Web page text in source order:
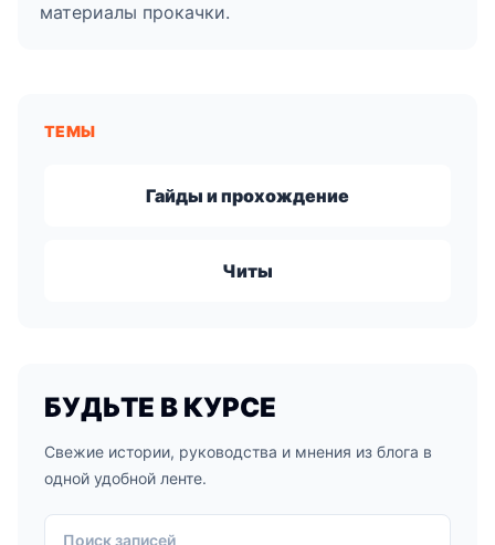
материалы прокачки.
ТЕМЫ
Гайды и прохождение
Читы
БУДЬТЕ В КУРСЕ
Свежие истории, руководства и мнения из блога в
одной удобной ленте.
Поиск записей